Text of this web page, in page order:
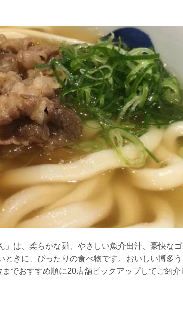
は、柔らかな麺、やさしい魚介出汁、豪快な
きに、ぴったりの食べ物です。おいしい博多
でおすすめ順に20店舗ピックアップしてご紹介